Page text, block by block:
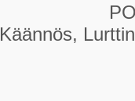
Käännös,